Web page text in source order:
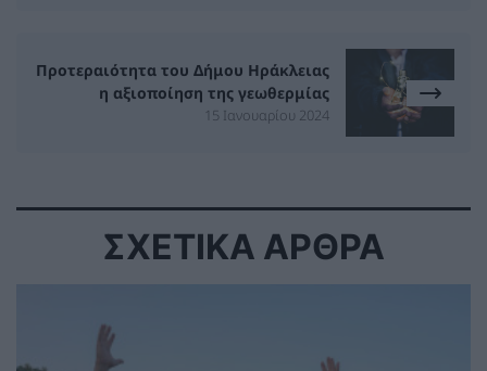
Προτεραιότητα του Δήμου Ηράκλειας
η αξιοποίηση της γεωθερμίας
15 Ιανουαρίου 2024
ΣΧΕΤΙΚΑ ΑΡΘΡΑ